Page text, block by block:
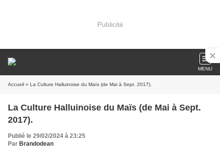
Publicité
MENU
Accueil » La Culture Halluinoise du Maïs (de Mai à Sept. 2017).
La Culture Halluinoise du Maïs (de Mai à Sept.
2017).
Publié le 29/02/2024 à 23:25
Par Brandodean